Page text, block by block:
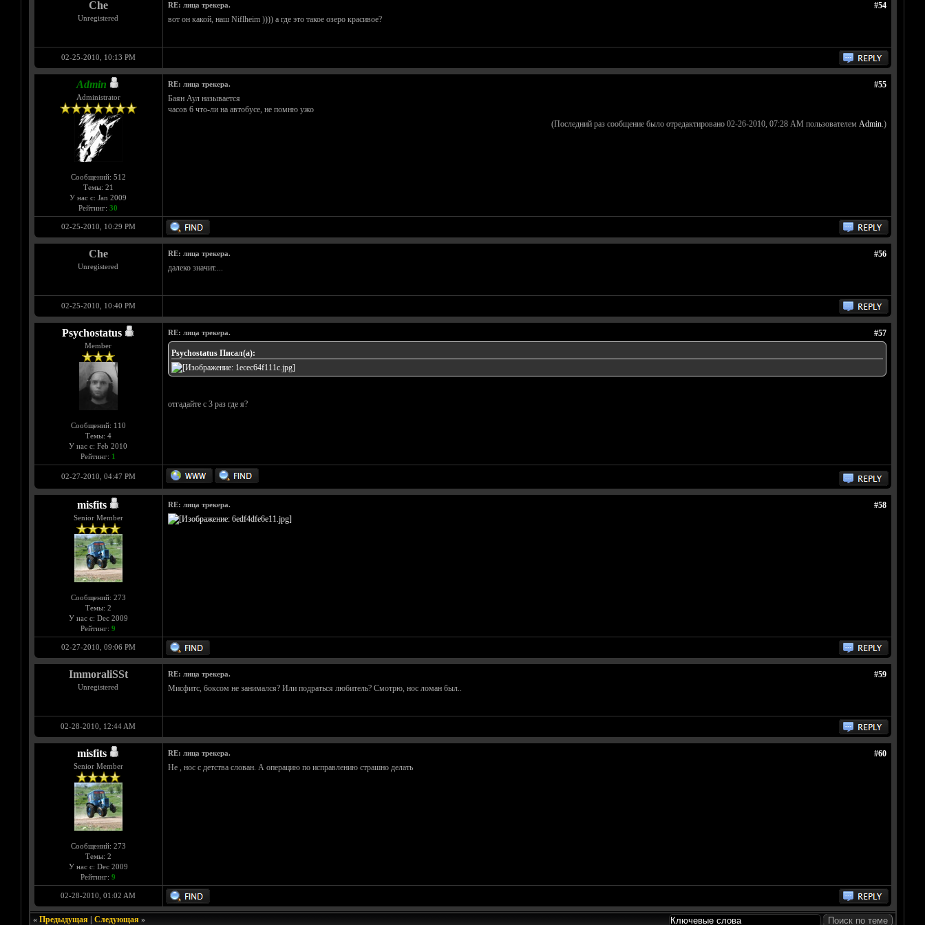
Che
Unregistered
#54
RE: лица трекера.
вот он какой, наш Niflheim )))) а где это такое озеро красивое?
02-25-2010, 10:13 PM
Admin
Administrator
Сообщений: 512
Темы: 21
У нас с: Jan 2009
Рейтинг: 30
#55
RE: лица трекера.
Баян Аул называется
часов 6 что-ли на автобусе, не помню ужо
(Последний раз сообщение было отредактировано 02-26-2010, 07:28 AM пользователем Admin.)
02-25-2010, 10:29 PM
Che
Unregistered
#56
RE: лица трекера.
далеко значит....
02-25-2010, 10:40 PM
Psychostatus
Member
Сообщений: 110
Темы: 4
У нас с: Feb 2010
Рейтинг: 1
#57
RE: лица трекера.
Psychostatus Писал(а):
отгадайте с 3 раз где я?
02-27-2010, 04:47 PM
misfits
Senior Member
Сообщений: 273
Темы: 2
У нас с: Dec 2009
Рейтинг: 9
#58
RE: лица трекера.
02-27-2010, 09:06 PM
ImmoraliSSt
Unregistered
#59
RE: лица трекера.
Мисфитс, боксом не занимался? Или подраться любитель? Смотрю, нос ломан был..
02-28-2010, 12:44 AM
misfits
Senior Member
Сообщений: 273
Темы: 2
У нас с: Dec 2009
Рейтинг: 9
#60
RE: лица трекера.
Не , нос с детства слован. А операцию по исправлению страшно делать
02-28-2010, 01:02 AM
« Предыдущая| Следующая»